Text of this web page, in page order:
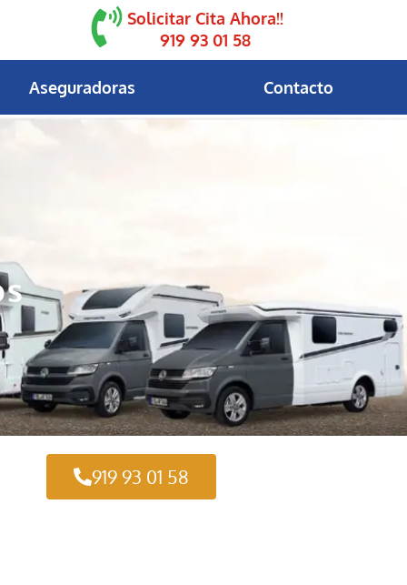
Solicitar Cita Ahora!!
919 93 01 58
Aseguradoras Contacto
919 93 01 58